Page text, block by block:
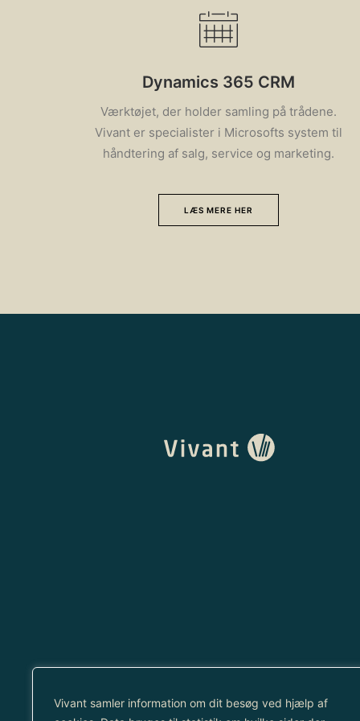
Vivant samler information om dit besøg ved hjælp af
Dynamics 365 CRM
Værktøjet, der holder samling på trådene.
Vivant er specialister i Microsofts system til
håndtering af salg, service og marketing.
LÆS MERE HER